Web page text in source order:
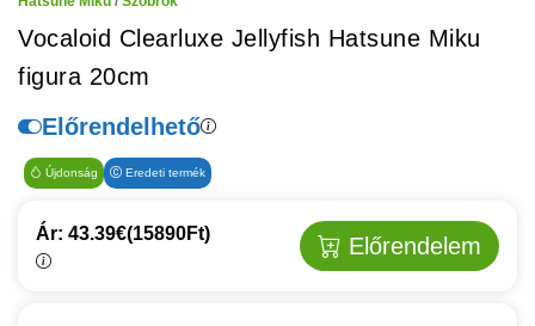
Vocaloid Clearluxe Jellyfish Hatsune Miku
figura 20cm
Előrendelhető
Újdonság Eredeti termék
Ár: 43.39€(15890Ft) Előrendelem